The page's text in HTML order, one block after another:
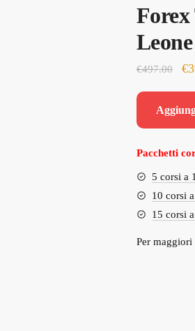
€497.00
Il
€
Pacchetti
5 corsi a
10 corsi
15 corsi
Per